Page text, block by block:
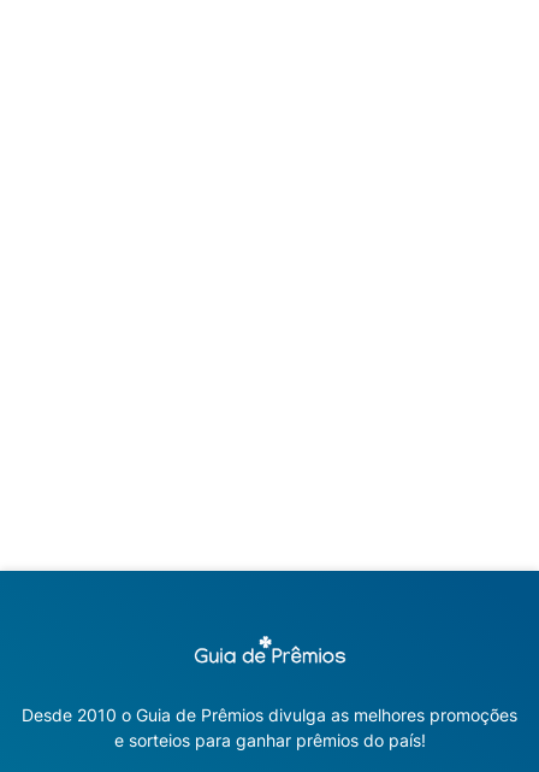
Desde 2010 o Guia de Prêmios divulga as melhores promoções
e sorteios para ganhar prêmios do país!